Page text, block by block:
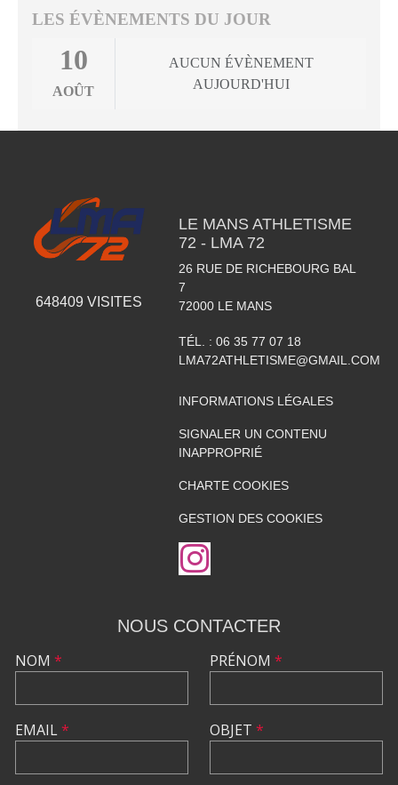
LES ÉVÈNEMENTS DU JOUR
10
AOÛT
AUCUN ÉVÈNEMENT
AUJOURD'HUI
648409 VISITES
LE MANS ATHLETISME
72 - LMA 72
26 RUE DE RICHEBOURG BAL
7
72000 LE MANS
TÉL. : 06 35 77 07 18
LMA72ATHLETISME@GMAIL.COM
INFORMATIONS LÉGALES
SIGNALER UN CONTENU
INAPPROPRIÉ
CHARTE COOKIES
GESTION DES COOKIES
NOUS CONTACTER
NOM *
EMAIL*
PRÉNOM *
OBJET *